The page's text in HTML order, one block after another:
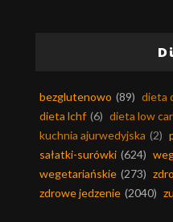
bezglutenowo (89) dieta
dieta lchf (6) dieta low
kuchnia ajurwedyjska (2)
sałatki-surówki (624)
wegetariańskie (273)
zdrowe jedzenie (2040)